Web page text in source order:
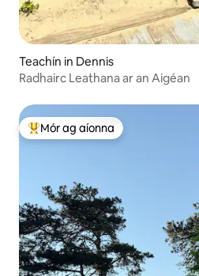
Teachín in Dennis
Radhairc Leathana ar an Aigéan
An-mhór ag aíonna
Mór ag aíonna